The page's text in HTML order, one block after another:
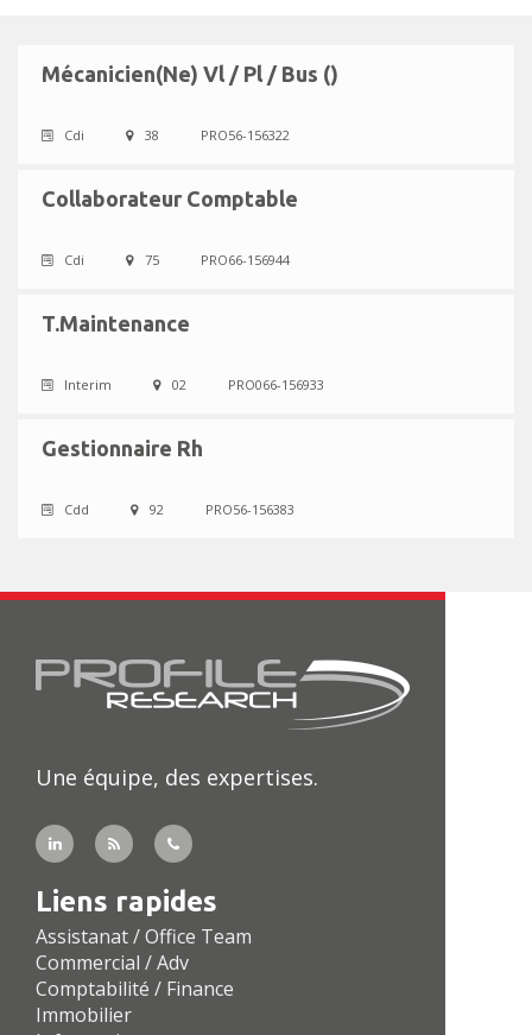
Mécanicien(Ne) Vl / Pl / Bus ()
Cdi 38 PRO56-156322
Collaborateur Comptable
Cdi 75 PRO66-156944
T.Maintenance
Interim 02 PRO066-156933
Gestionnaire Rh
Cdd 92 PRO56-156383
Une équipe, des expertises.
Liens rapides
Assistanat / Office Team
Commercial / Adv
Comptabilité / Finance
Immobilier